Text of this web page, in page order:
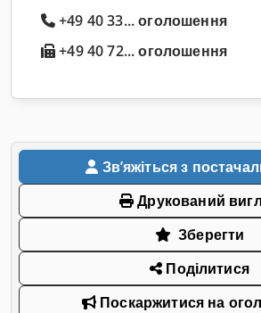
+49 40 33... оголошення
+49 40 72... оголошення
Звʼяжіться з
Друкований
Зберегти
Поділитися
Поскаржитися на